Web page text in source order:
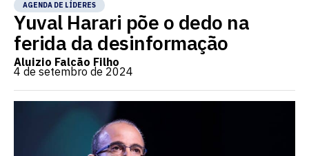
AGENDA DE LÍDERES
Yuval Harari põe o dedo na
ferida da desinformação
Aluizio Falcão Filho
4 de setembro de 2024